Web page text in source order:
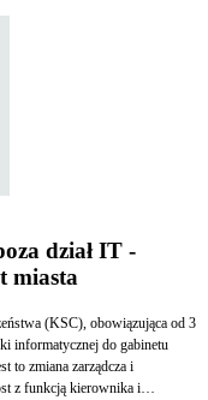
dział IT -
miasta
(KSC), obowiązująca od 3
informatycznej do gabinetu
to zmiana zarządcza i
z funkcją kierownika i